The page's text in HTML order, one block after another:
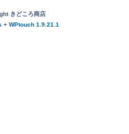
きどころ商店
+ WPtouch 1.9.21.1